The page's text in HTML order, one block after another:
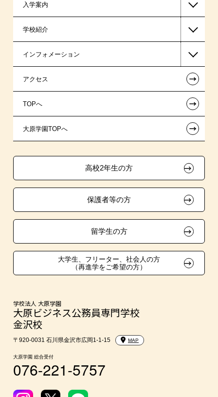
公認会計士・税理士系
ビジネス系
東京経営大学 学士取得コース
高等教育の修学支援新制度
日本学生支援機構の奨学金
日本政策金融公庫（国の教育ローン）
提携教育ローン
試験による特待生制度
取得資格による特待生制度
入学案内
一般入学
AO入学制度
特別推薦入学
推薦入学
ボランティア・クラブ・
生徒会活動推薦入学
学費
入学前のお勧め学習システム
東京経営大学への3年次編入学
大学・短大・公務員併願制度
学校紹介
在校生からあなたへ
夢を叶えた先輩たち
施設・研修所
学生寮・マンションのご案内
大原学園グループ案内
インフォメーション
お知らせ・新着情報
在校生へのお知らせ
各種証明書の発行ご希望の方
採用ご担当の方
アクセス ←
TOPへ ←
大原学園TOPへ ←
高校2年生の方
保護者等の方
留学生の方
大学生、フリーター、社会人の方
（再進学をご希望の方）
学校法人 大原学園
大原ビジネス公務員専門学校
金沢校
〒920-0031 石川県金沢市広岡1-1-15 MAP
大原学園 総合受付
076-221-5757